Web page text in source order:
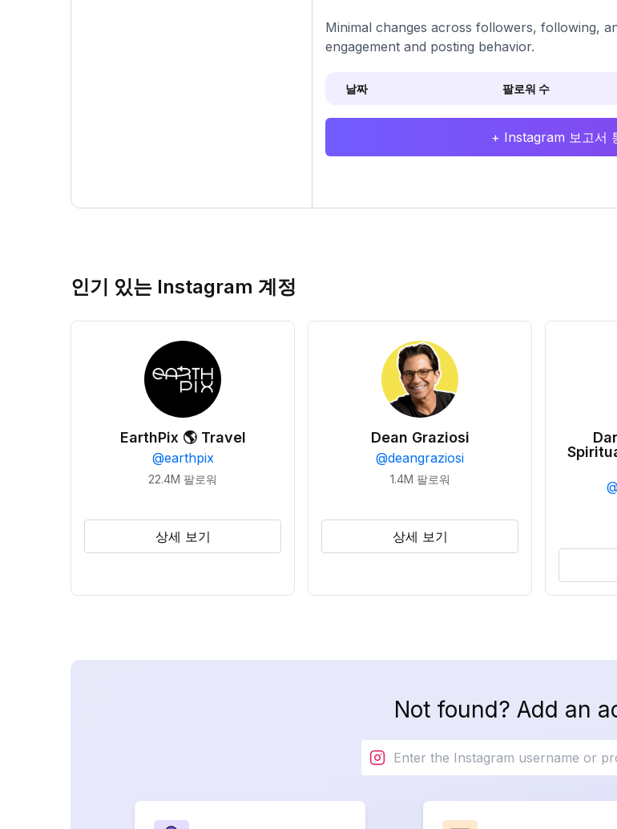
Minimal changes across followers, following,
engagement and posting behavior.
날짜 팔로워 수
+ Instagram 보고서
인기 있는 Instagram 계정
EarthPix 🌎 Travel
@earthpix
22.4M 팔로워
상세 보기
Dean Graziosi
@deangraziosi
1.4M 팔로워
상세 보기
@
Not found? Add an